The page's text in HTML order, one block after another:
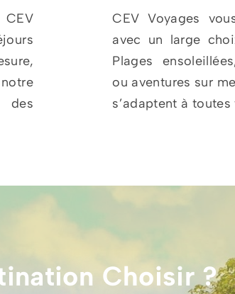
des
CEV Voyages
avec un large
Plages
ou aventures sur
s’adaptent à toutes
Choisir ?